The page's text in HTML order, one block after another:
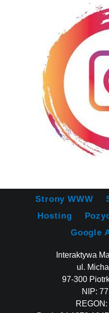
Strony WWW
Hosting
Google
Interaktywa
ul.
97-300
NIP: